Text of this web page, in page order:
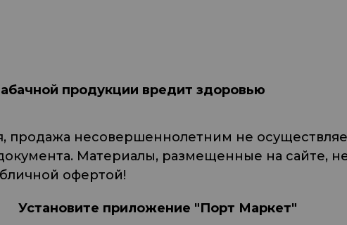
продукции вредит здоровью
продажа несовершеннолетним не
Материалы, размещенные на сайте,
офертой!
Установите приложение "Порт Маркет"